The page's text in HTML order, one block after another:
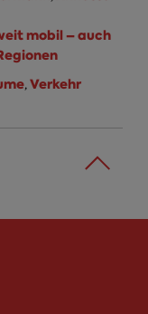
mobil – auch
,Verkehr